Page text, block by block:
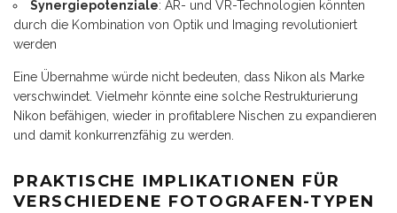
Synergiepotenziale: AR- und VR-Technologien könnten
durch die Kombination von Optik und Imaging revolutioniert
werden
Eine Übernahme würde nicht bedeuten, dass Nikon als Marke
verschwindet. Vielmehr könnte eine solche Restrukturierung
Nikon befähigen, wieder in profitablere Nischen zu expandieren
und damit konkurrenzfähig zu werden.
PRAKTISCHE IMPLIKATIONEN FÜR
VERSCHIEDENE FOTOGRAFEN-TYPEN